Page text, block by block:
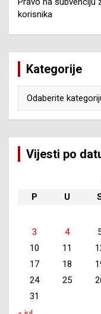
korisnika
Kategorije
Vijesti po
P
U
3
4
10
11
17
18
24
25
31